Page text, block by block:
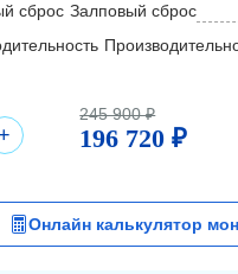
Залповый сброс
245 900 ₽
196 720 ₽
Онлайн калькулятор